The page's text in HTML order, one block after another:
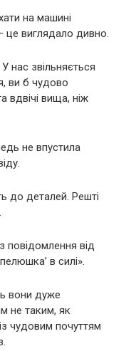
на машині
це виглядало дивно.
нас звільняється
ви б чудово
вдвічі вища, ніж
не впустила
до деталей. Решті
повідомлення від
в силі».
вони дуже
не таким, як
чудовим почуттям